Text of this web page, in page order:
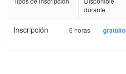
durante
Inscripción 6 horas gratuito